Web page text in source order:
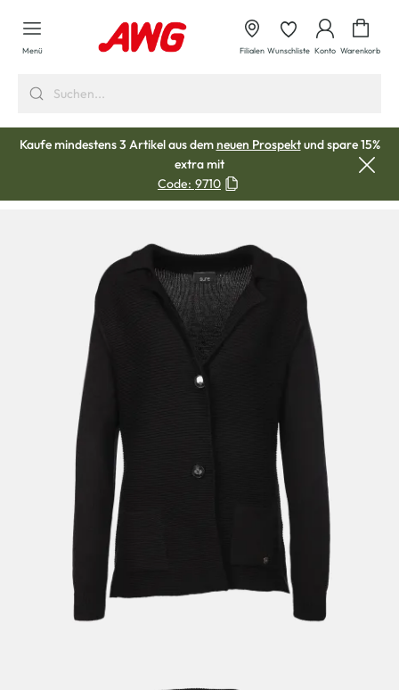
springen
Menü Filialen Wunschliste Konto Warenkorb
Kaufe mindestens 3 Artikel aus demneuen Prospektund spare 15%
extra mit
Code: 9710